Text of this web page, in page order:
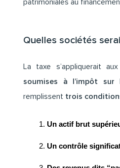
patrimoniales au
Quelles sociétés
La taxe s’appliquerait aux
soumises à l’impôt sur
remplissent trois
Un actif brut
Un contrôle